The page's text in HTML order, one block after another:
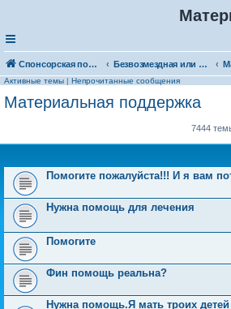
Спонсорская помощь. Выберите рубрику для объявления Безвозмездная или условно-безвозмездная помощь
Активные темы | Непрочитанные сообщения
Материальная поддержка
7444
Помогите пожалуйста!!! И я вам
Нужна помощь для лечения
Помогите
Фин помощь реальна?
Нужна помощь.Я мать троих